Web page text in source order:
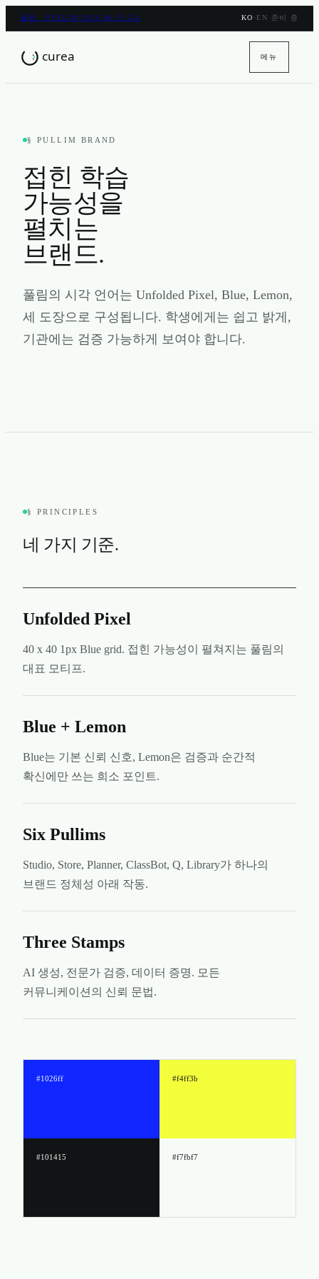
풀림 · PULLIM 2026.06.15 GA KO · EN 준비 중
메뉴
§ PULLIM BRAND
접힌 학습
가능성을
펼치는
브랜드.
풀림의 시각 언어는 Unfolded Pixel, Blue, Lemon,
세 도장으로 구성됩니다. 학생에게는 쉽고 밝게,
기관에는 검증 가능하게 보여야 합니다.
§ PRINCIPLES
네 가지 기준.
Unfolded Pixel
40 x 40 1px Blue grid. 접힌 가능성이 펼쳐지는 풀림의
대표 모티프.
Blue + Lemon
Blue는 기본 신뢰 신호, Lemon은 검증과 순간적
확신에만 쓰는 희소 포인트.
Six Pullims
Studio, Store, Planner, ClassBot, Q, Library가 하나의
브랜드 정체성 아래 작동.
Three Stamps
AI 생성, 전문가 검증, 데이터 증명. 모든
커뮤니케이션의 신뢰 문법.
#1026ff #f4ff3b
#101415 #f7fbf7